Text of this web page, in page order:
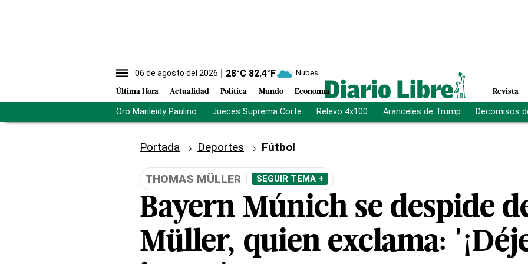
06 de agosto del 2026 28°C 82.4°F Nubes
Última Hora Actualidad Política Mundo Economía Revista
Oro Marileidy Paulino Jueces Suprema Corte Relevo 4x100 Aranceles de Trump Decomisos
Portada Deportes Fútbol
THOMAS MÜLLER SEGUIR TEMA +
Bayern Múnich se despide
Müller, quien exclama: